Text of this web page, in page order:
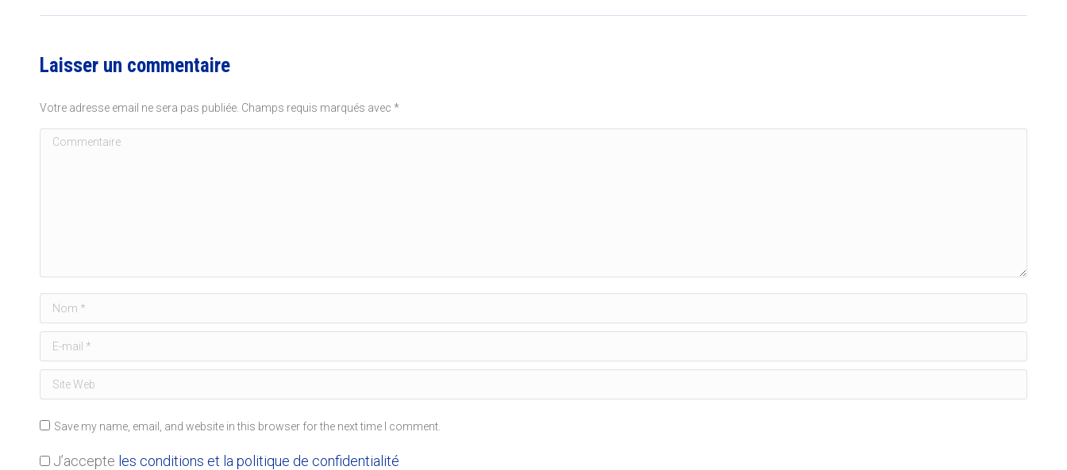
Laisser un commentaire
Votre adresse email ne sera pas publiée. Champs requis marqués avec *
Commentaire
Nom *
E-mail *
Site Web
Save my name, email, and website in this browser for the next time I comment.
J’accepte les conditions et la politique de confidentialité